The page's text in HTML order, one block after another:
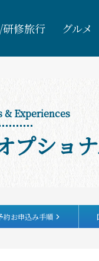
修旅行 グルメ
Experiences
プショ
約お申込み手順